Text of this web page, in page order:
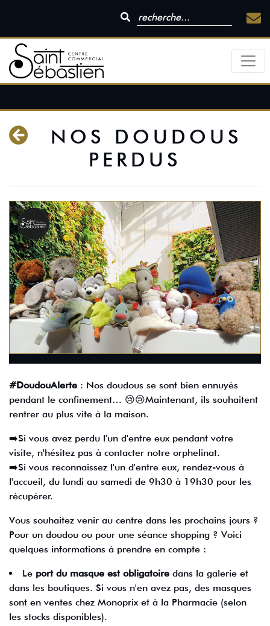
NOS DOUDOUS
PERDUS
#DoudouAlerte : Nos doudous se sont bien ennuyés
pendant le confinement… 😢😢Maintenant, ils souhaitent
rentrer au plus vite à la maison.
➡️Si vous avez perdu l'un d'entre eux pendant votre
visite, n'hésitez pas à contacter notre orphelinat.
➡️Si vous reconnaissez l'un d'entre eux, rendez-vous à
l'accueil, du lundi au samedi de 9h30 à 19h30 pour les
récupérer.
Vous souhaitez venir au centre dans les prochains jours ?
Pour un doudou ou pour une séance shopping ? Voici
quelques informations à prendre en compte :
Le port du masque est obligatoire dans la galerie et
dans les boutiques. Si vous n'en avez pas, des masques
sont en ventes chez Monoprix et à la Pharmacie (selon
les stocks disponibles).